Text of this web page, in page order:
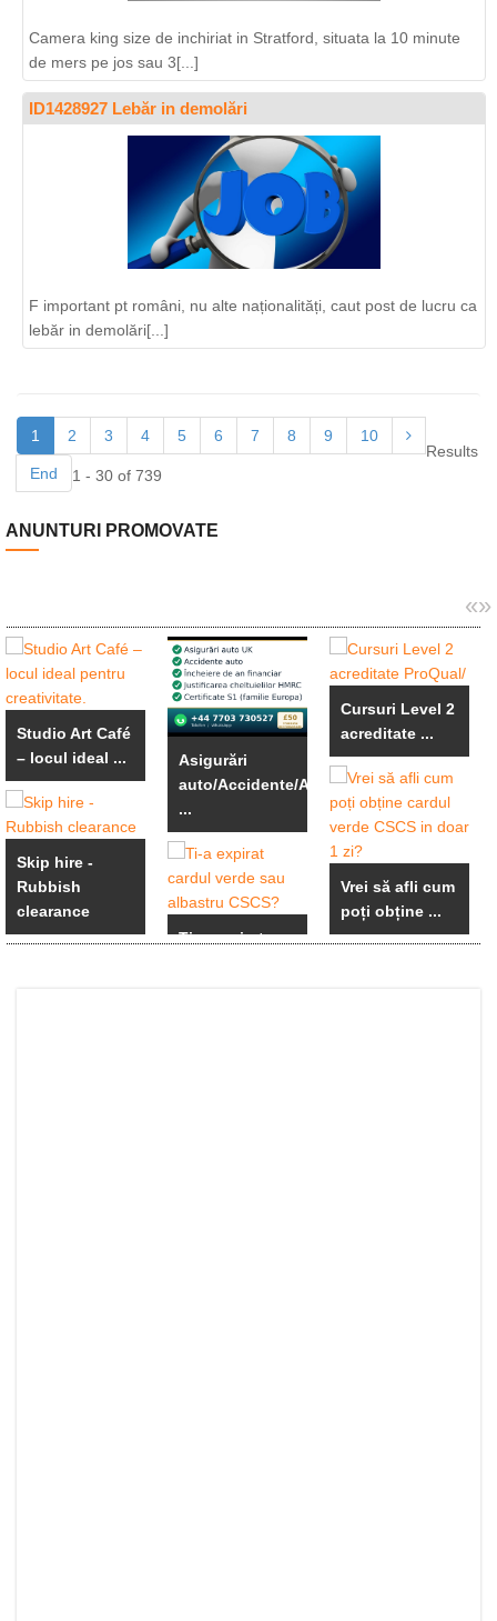
Camera king size de inchiriat in Stratford, situata la 10 minute
de mers pe jos sau 3[...]
ID1428927 Lebăr in demolări
F important pt români, nu alte naționalități, caut post de lucru ca
lebăr in demolări[...]
1 2 3 4 5 6 7 8 9 10
End
Results
1 - 30 of 739
ANUNTURI PROMOVATE
«»
Studio Art Café
– locul ideal ...
Skip hire -
Rubbish
clearance
Asigurări
auto/Accidente/An
...
Ti-a expirat
Cursuri Level 2
acreditate ...
Vrei să afli cum
poți obține ...